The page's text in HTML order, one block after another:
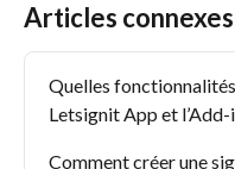
Articles connexes
Quelles
Letsignit App et
Comment créer une